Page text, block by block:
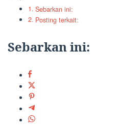
Sebarkan ini:
Posting terkait:
Sebarkan ini: